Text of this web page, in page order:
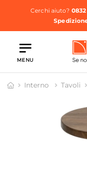
Cerchi aiuto? 0832
MENU
Interno Tavoli